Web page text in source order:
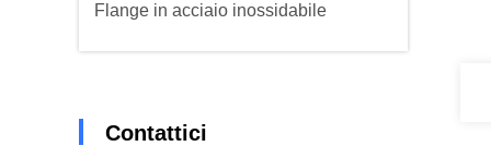
Flange in acciaio inossidabile
Contattici